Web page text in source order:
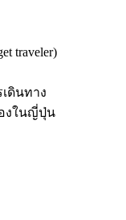
traveler)
ดินทาง
งในญี่ปุ่น